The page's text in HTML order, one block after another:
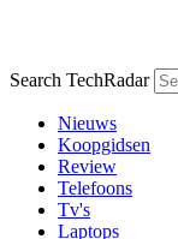
Search TechRadar
Nieuws
Koopgidsen
Review
Telefoons
Tv's
Laptops